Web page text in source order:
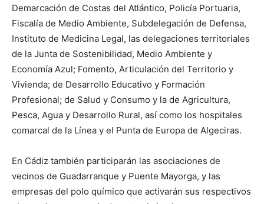
Demarcación de Costas del Atlántico, Policía Portuaria,
Fiscalía de Medio Ambiente, Subdelegación de Defensa,
Instituto de Medicina Legal, las delegaciones territoriales
de la Junta de Sostenibilidad, Medio Ambiente y
Economía Azul; Fomento, Articulación del Territorio y
Vivienda; de Desarrollo Educativo y Formación
Profesional; de Salud y Consumo y la de Agricultura,
Pesca, Agua y Desarrollo Rural, así como los hospitales
comarcal de la Línea y el Punta de Europa de Algeciras.
En Cádiz también participarán las asociaciones de
vecinos de Guadarranque y Puente Mayorga, y las
empresas del polo químico que activarán sus respectivos